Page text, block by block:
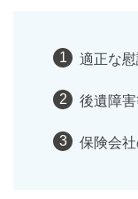
適正な
後遺障
保険会